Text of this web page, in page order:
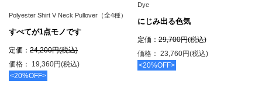
Polyester Shirt V Neck Pullover（全4種）
すべてが1点モノです
定価：24,200円(税込)
価格： 19,360円(税込)
<20%OFF>
Dye
にじみ出る色気
定価：29,700円(税込)
価格： 23,760円(税込)
<20%OFF>